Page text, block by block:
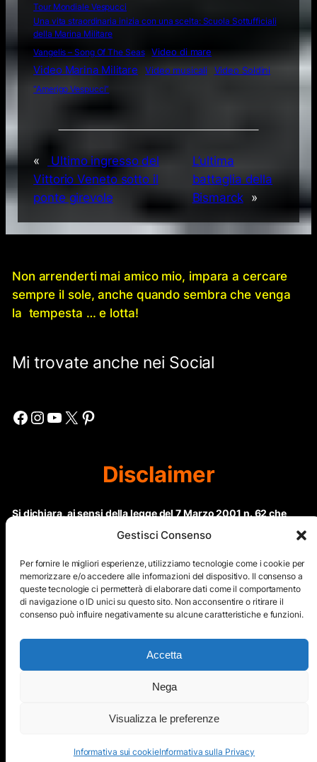
Gestisci Consenso
Per fornire le migliori esperienze, utilizziamo tecnologie come i cookie per
memorizzare e/o accedere alle informazioni del dispositivo. Il consenso a
queste tecnologie ci permetterà di elaborare dati come il comportamento
di navigazione o ID unici su questo sito. Non acconsentire o ritirare il
consenso può influire negativamente su alcune caratteristiche e funzioni.
Accetta
Nega
Visualizza le preferenze
Informativa sui cookieInformativa sulla Privacy
Tour Mondiale Vespucci
Una vita straordinaria inizia con una scelta: Scuola Sottufficiali
della Marina Militare
Vangelis – Song Of The Seas
Video di mare
Video Marina Militare Video musicali
Video Soldini
“Amerigo Vespucci”
«
Ultimo ingresso del
Vittorio Veneto sotto il
ponte girevole
L’ultima
battaglia della
Bismarck
»
Non arrenderti mai amico mio, impara a cercare
sempre il sole, anche quando sembra che venga
la tempesta … e lotta!
Mi trovate anche nei Social
Facebook Instagram YouTube X Pinterest
Disclaimer
Si dichiara, ai sensi della legge del 7 Marzo 2001 n. 62 che
questo sito non rientra nella categoria di “Informazione
regolari. Le immagini dei collaboratori detentori del
Copyright © sono riproducibili solo dietro specifica
autorizzazione. Il contenuto del sito, comprensivo di testi e
immagini, eccetto dove espressamente specificato, è
protetto da Copyright © e non può essere riprodotto e
diffuso tramite nessun mezzo elettronico o cartaceo senza
esplicita autorizzazione scritta da parte dello staff di ”Il Mare
nel cuore”
Mappa del Sito